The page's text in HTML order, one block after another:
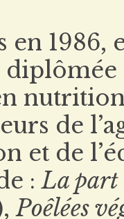
en
de
et de
:La part
Poêlées